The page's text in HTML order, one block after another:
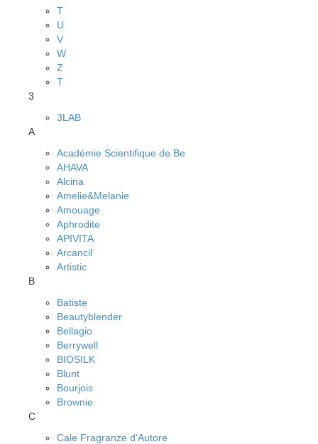
T
U
V
W
Z
Т
3
3LAB
A
Académie Scientifique de Be
AHAVA
Alcina
Amelie&Melanie
Amouage
Aphrodite
APIVITA
Arcancil
Artistic
B
Batiste
Beautyblender
Bellagio
Berrywell
BIOSILK
Blunt
Bourjois
Brownie
C
Cale Fragranze d'Autore